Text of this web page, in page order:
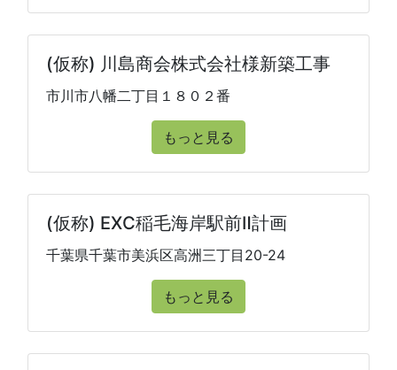
(仮称) 川島商会株式会社様新築工事
市川市八幡二丁目１８０２番
もっと見る
(仮称) EXC稲毛海岸駅前Ⅱ計画
千葉県千葉市美浜区高洲三丁目20-24
もっと見る